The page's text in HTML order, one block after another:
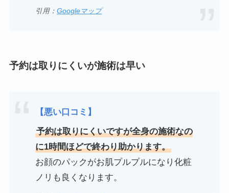
引用： Googleマップ
予約は取りにくいが施術は早い
【悪い口コミ】
予約は取りにくいですが全身の施術なの
に1時間ほどで終わり助かります。
お顔のパックがお肌プルプルになり化粧
ノリも良くなります。